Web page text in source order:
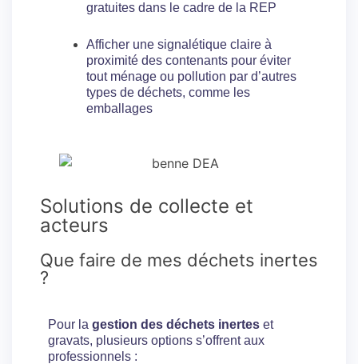
gratuites dans le cadre de la REP
Afficher une signalétique claire à
proximité des contenants pour éviter
tout ménage ou pollution par d’autres
types de déchets, comme les
emballages
Solutions de collecte et
acteurs
Que faire de mes déchets inertes
?
Pour la gestion des déchets inertes et
gravats, plusieurs options s’offrent aux
professionnels :